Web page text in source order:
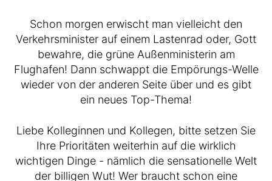
Schon morgen erwischt man vielleicht den
Verkehrsminister auf einem Lastenrad oder, Gott
bewahre, die grüne Außenministerin am
Flughafen! Dann schwappt die Empörungs-Welle
wieder von der anderen Seite über und es gibt
ein neues Top-Thema!
Liebe Kolleginnen und Kollegen, bitte setzen Sie
Ihre Prioritäten weiterhin auf die wirklich
wichtigen Dinge - nämlich die sensationelle Welt
der billigen Wut! Wer braucht schon eine